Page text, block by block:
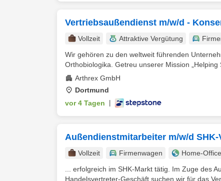
Vertriebsaußendienst m/w/d -
Vollzeit Attraktive Vergütung
Wir gehören zu den weltweit führenden
Orthobiologika. Getreu unserer Mission „Helping
Arthrex GmbH
Dortmund
vor 4 Tagen
Außendienstmitarbeiter m/w/d SHK-
Vollzeit Firmenwagen
Home-Office
... erfolgreich im SHK-Markt tätig. Im Zuge des
Handelsvertreter-Geschäft suchen wir für das